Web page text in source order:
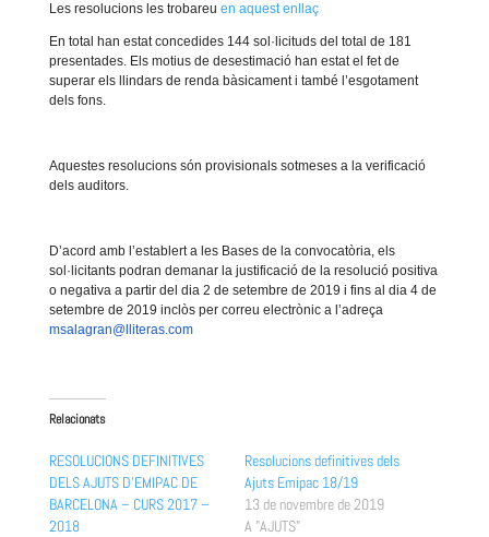
Les resolucions les trobareu en aquest enllaç
En total han estat concedides 144 sol·licituds del total de 181
presentades. Els motius de desestimació han estat el fet de
superar els llindars de renda bàsicament i també l’esgotament
dels fons.
Aquestes resolucions són provisionals sotmeses a la verificació
dels auditors.
D’acord amb l’establert a les Bases de la convocatòria, el s
sol·licitants podran demanar la justificació de la resolució positiva
o negativa a partir del dia 2 de setembre de 2019 i fins al dia 4 de
setembre de 2019 inclòs per correu electrònic a l’adreça
msalagran@lliteras.com
Relacionats
RESOLUCIONS DEFINITIVES
DELS AJUTS D’EMIPAC DE
BARCELONA – CURS 2017 –
2018
Resolucions definitives dels
Ajuts Emipac 18/19
13 de novembre de 2019
A "AJUTS"